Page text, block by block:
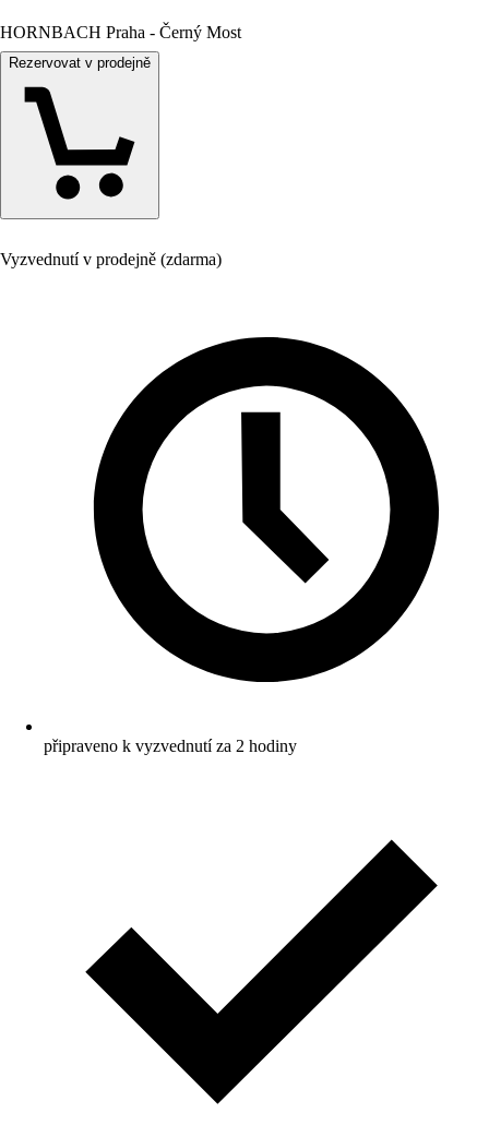
HORNBACH Praha - Černý Most
Rezervovat v prodejně
Vyzvednutí v prodejně (zdarma)
připraveno k vyzvednutí za 2 hodiny